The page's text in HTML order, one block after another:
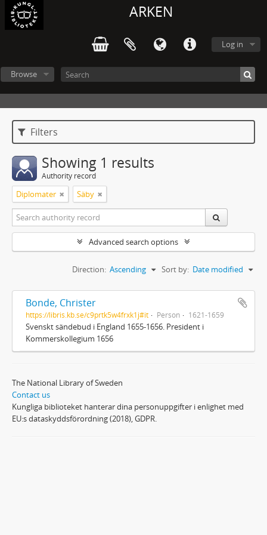
ARKEN
Log in
Browse
Filters
Showing 1 results
Authority record
Diplomater Säby
Advanced search options
Sort by: Date modified
Direction: Ascending
Bonde, Christer
https://libris.kb.se/c9prtk5w4frxk1j#it Person 1621-1659
Svenskt sändebud i England 1655-1656. President i
Kommerskollegium 1656
The National Library of Sweden
Contact us
Kungliga biblioteket hanterar dina personuppgifter i enlighet med
EU:s dataskyddsförordning (2018), GDPR.